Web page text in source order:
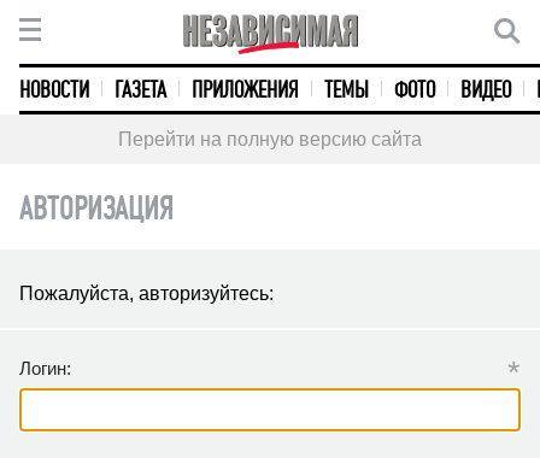
НОВОСТИ ГАЗЕТА ПРИЛОЖЕНИЯ ТЕМЫ ФОТО ВИДЕО
Перейти на полную версию сайта
АВТОРИЗАЦИЯ
Пожалуйста, авторизуйтесь:
Логин: *